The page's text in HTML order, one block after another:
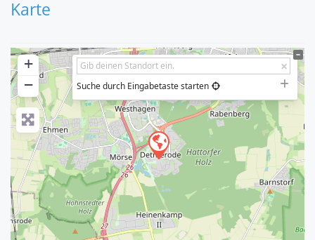
Karte
+
−
Suche durch Eingabetaste starten